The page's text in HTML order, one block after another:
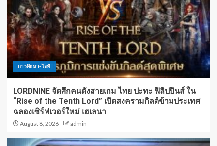
การศึกษา-ไอที
LORDNINE จัดศึกคนดังสายเกม ไทย ปะทะ ฟิลิปปินส์ ใน
“Rise of the Tenth Lord” เปิดสงครามกิลด์ข้ามประเทศ
ฉลองเซิร์ฟเวอร์ใหม่ เฮเลนา
August 8, 2026 admin